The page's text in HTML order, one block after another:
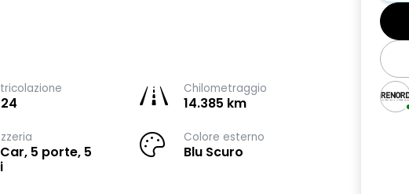
Chilometraggio
14.385 km
5 porte, 5
Colore esterno
Blu Scuro